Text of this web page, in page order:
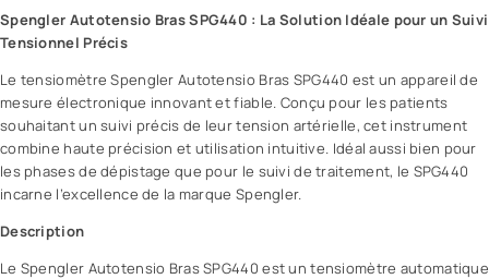
Spengler Autotensio Bras SPG440 : La Solution Idéale pour un Suivi
Tensionnel Précis
Le tensiomètre Spengler Autotensio Bras SPG440 est un appareil de
mesure électronique innovant et fiable. Conçu pour les patients
souhaitant un suivi précis de leur tension artérielle, cet instrument
combine haute précision et utilisation intuitive. Idéal aussi bien pour
les phases de dépistage que pour le suivi de traitement, le SPG440
incarne l’excellence de la marque Spengler.
Description
Le Spengler Autotensio Bras SPG440 est un tensiomètre automatique